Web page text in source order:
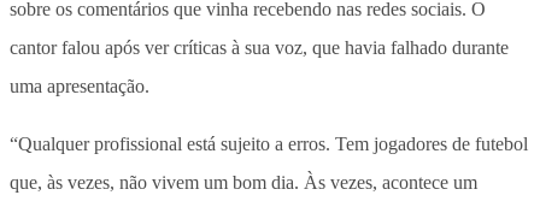
sobre os comentários que vinha recebendo nas redes sociais. O
cantor falou após ver críticas à sua voz, que havia falhado durante
uma apresentação.
“Qualquer profissional está sujeito a erros. Tem jogadores de futebol
que, às vezes, não vivem um bom dia. Às vezes, acontece um